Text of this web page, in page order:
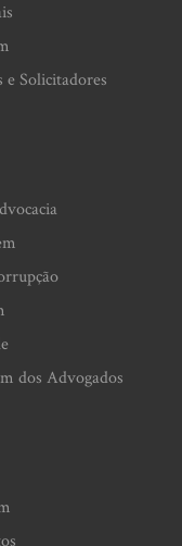
e Solicitadores
dos Advogados